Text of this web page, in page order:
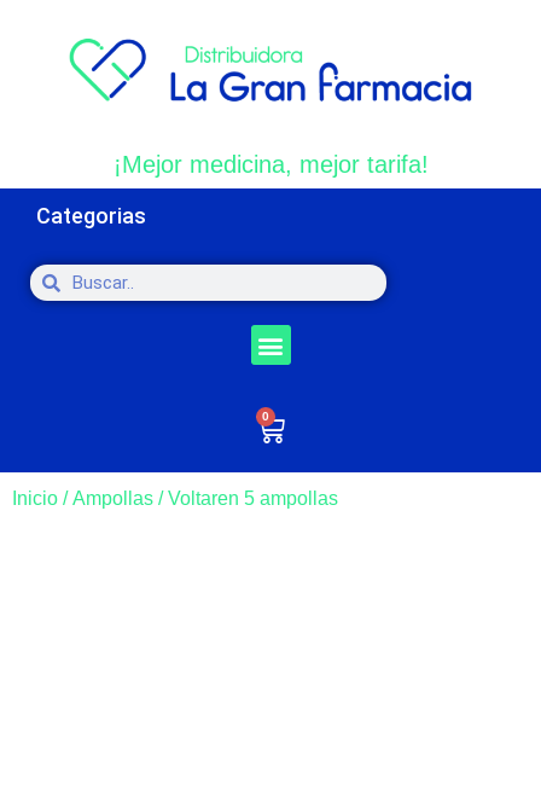
¡Mejor medicina, mejor tarifa!
Categorias
0
Inicio /Ampollas / Voltaren 5 ampollas